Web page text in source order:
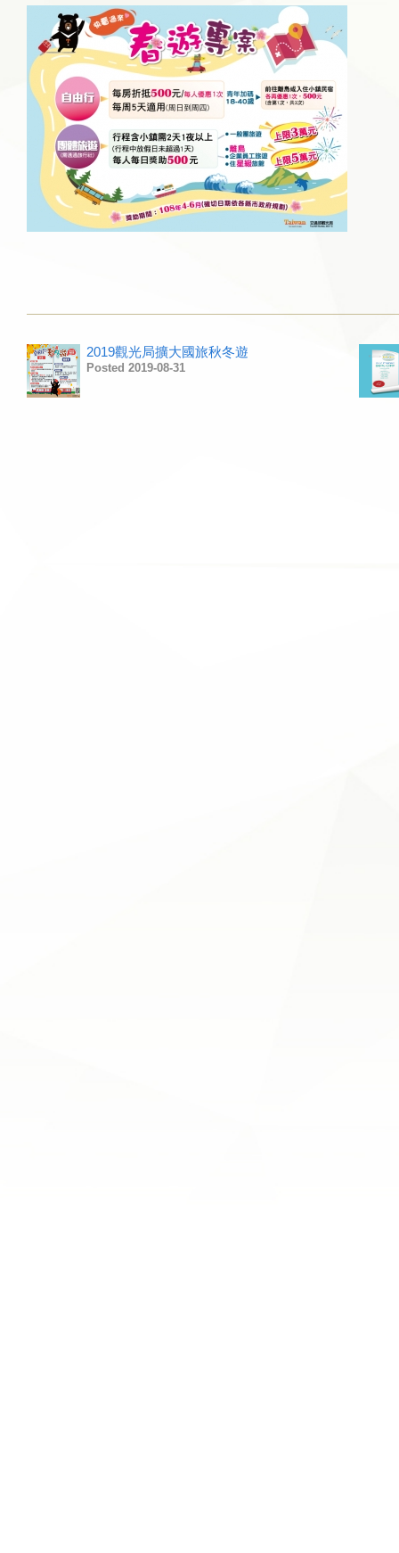
2019觀光局擴大國旅秋冬遊
Posted 2019-08-31